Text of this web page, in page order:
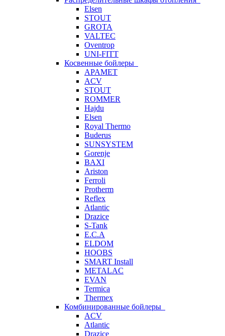
Elsen
STOUT
GROTA
VALTEC
Oventrop
UNI-FITT
Косвенные бойлеры
APAMET
ACV
STOUT
ROMMER
Hajdu
Elsen
Royal Thermo
Buderus
SUNSYSTEM
Gorenje
BAXI
Ariston
Ferroli
Protherm
Reflex
Atlantic
Drazice
S-Tank
E.C.A
ELDOM
HOOBS
SMART Install
METALAC
EVAN
Termica
Thermex
Комбинированные бойлеры
ACV
Atlantic
Drazice